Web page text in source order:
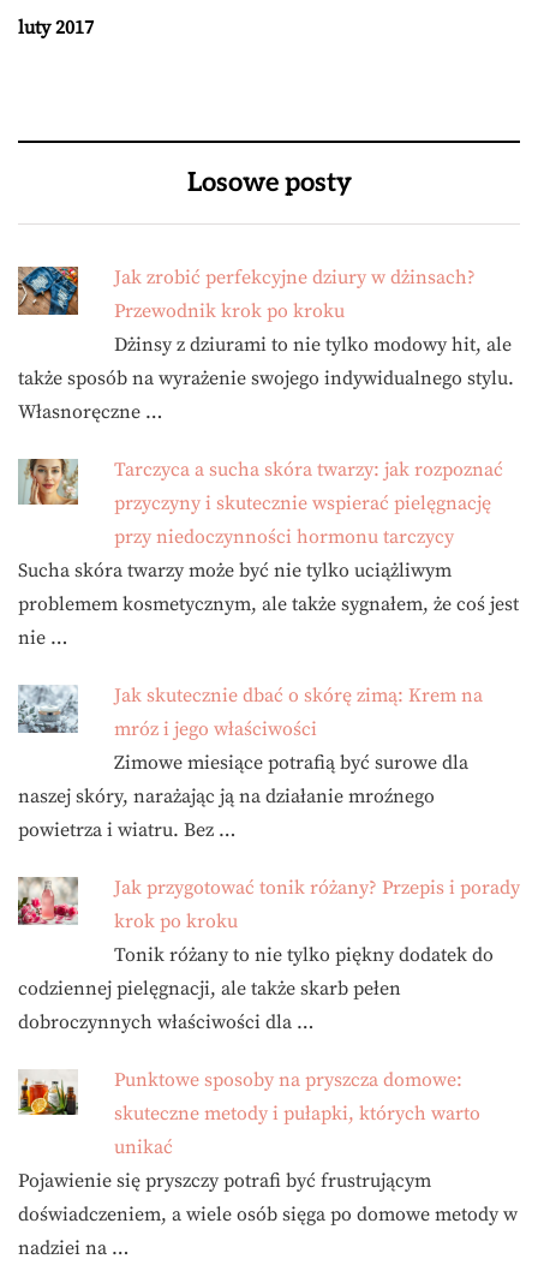
luty 2017
Losowe posty
Jak zrobić perfekcyjne dziury w dżinsach?
Przewodnik krok po kroku
Dżinsy z dziurami to nie tylko modowy hit, ale
także sposób na wyrażenie swojego indywidualnego stylu.
Własnoręczne …
Tarczyca a sucha skóra twarzy: jak rozpoznać
przyczyny i skutecznie wspierać pielęgnację
przy niedoczynności hormonu tarczycy
Sucha skóra twarzy może być nie tylko uciążliwym
problemem kosmetycznym, ale także sygnałem, że coś jest
nie …
Jak skutecznie dbać o skórę zimą: Krem na
mróz i jego właściwości
Zimowe miesiące potrafią być surowe dla
naszej skóry, narażając ją na działanie mroźnego
powietrza i wiatru. Bez …
Jak przygotować tonik różany? Przepis i porady
krok po kroku
Tonik różany to nie tylko piękny dodatek do
codziennej pielęgnacji, ale także skarb pełen
dobroczynnych właściwości dla …
Punktowe sposoby na pryszcza domowe:
skuteczne metody i pułapki, których warto
unikać
Pojawienie się pryszczy potrafi być frustrującym
doświadczeniem, a wiele osób sięga po domowe metody w
nadziei na …